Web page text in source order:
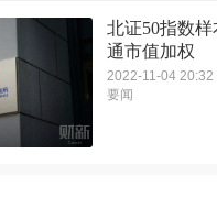
北证50指数
通市值加权
2022-11-04 20:32
要闻